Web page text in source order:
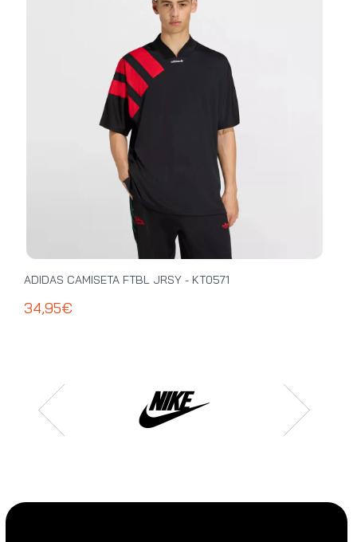
ADIDAS CAMISETA FTBL JRSY - KT0571
34,95€